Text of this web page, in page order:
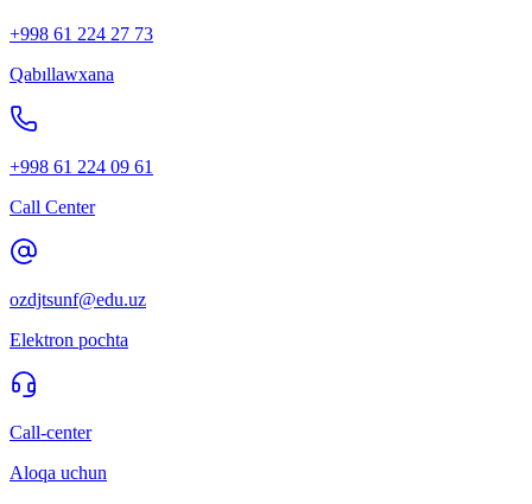
+998 61 224 27 73
Qabıllawxana
+998 61 224 09 61
Call Center
ozdjtsunf@edu.uz
Elektron pochta
Call-center
Aloqa uchun